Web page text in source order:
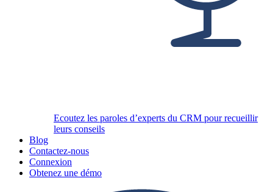
Ecoutez les paroles d’experts du CRM pour recueillir
leurs conseils
Blog
Contactez-nous
Connexion
Obtenez une démo